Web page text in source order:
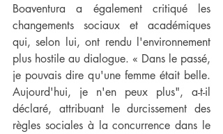
Boaventura a également critiqué les
changements sociaux et académiques
qui, selon lui, ont rendu l'environnement
plus hostile au dialogue. « Dans le passé,
je pouvais dire qu'une femme était belle.
Aujourd'hui, je n'en peux plus", a-t-il
déclaré, attribuant le durcissement des
règles sociales à la concurrence dans le